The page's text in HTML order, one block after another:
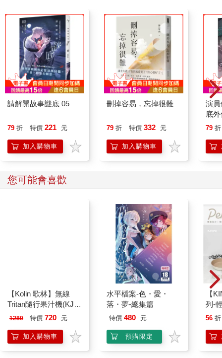
請解開故事謎底 05
79 折 特價 221 元
加入購物車
刪掉容易，忘掉很難
79 折 特價 332 元
加入購物車
演
底
79 折
您可能會喜歡
【Kolin 歌林】無線
Tritan隨行果汁機(KJE-
MN502)
1280 特價 720 元
加入購物車
水平檔案-色・愛・
落・夢-總集篇
特價 480 元
預購限定
【
列-
平
56 折